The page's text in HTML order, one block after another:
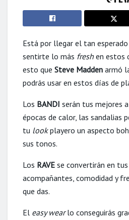
Está por llegar el tan esperado
sentirte lo más fresh en estos
esto que Steve Madden armó
podrás usar en estos días de
Los BANDI serán tus mejores
épocas de calor, las sandalias
tu lookplayero un aspecto
sus tonos.
Los RAVE se convertirán en
acompañantes, comodidad y
que das.
El easy wearlo conseguirás